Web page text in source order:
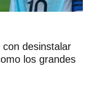
desinstalar
los grandes